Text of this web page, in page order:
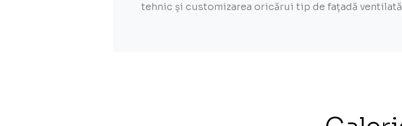
tehnic și customizarea oricărui tip de fațadă